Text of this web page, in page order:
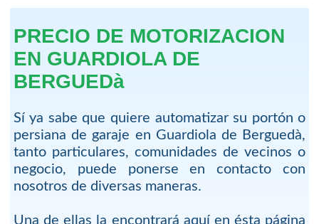
PRECIO DE MOTORIZACION
EN GUARDIOLA DE
BERGUEDà
Sí ya sabe que quiere automatizar su portón o
persiana de garaje en Guardiola de Berguedà,
tanto particulares, comunidades de vecinos o
negocio, puede ponerse en contacto con
nosotros de diversas maneras.
Una de ellas la encontrará aquí en ésta página